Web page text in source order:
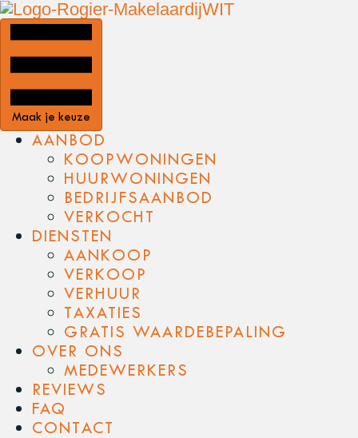
Maak je keuze
AANBOD
KOOPWONINGEN
HUURWONINGEN
BEDRIJFSAANBOD
VERKOCHT
DIENSTEN
AANKOOP
VERKOOP
VERHUUR
TAXATIES
GRATIS WAARDEBEPALING
OVER ONS
MEDEWERKERS
REVIEWS
FAQ
CONTACT